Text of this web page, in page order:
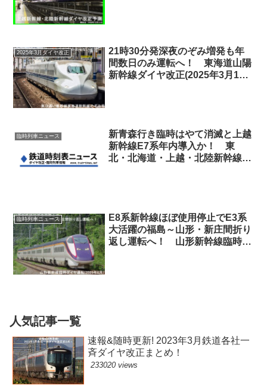
2025年3月ダイヤ改正
21時30分発深夜のぞみ増発も年
間数日のみ運転へ！ 東海道山陽
新幹線ダイヤ改正(2025年3月15
臨時列車ニュース
新青森行き臨時はやて消滅と上越
新幹線E7系年内導入か！ 東
北・北海道・上越・北陸新幹線臨
臨時列車ニュース
E8系新幹線ほぼ使用停止でE3系
大活躍の福島～山形・新庄間折り
返し運転へ！ 山形新幹線臨時ダ
人気記事一覧
速報&随時更新! 2023年3月鉄道各社一
斉ダイヤ改正まとめ！
233020 views